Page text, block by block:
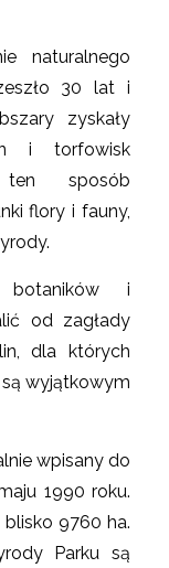
naturalnego
30 lat i
zyskały
i torfowisk
sposób
flory i fauny,
botaników i
od zagłady
dla których
wyjątkowym
wpisany do
1990 roku.
9760 ha.
Parku są